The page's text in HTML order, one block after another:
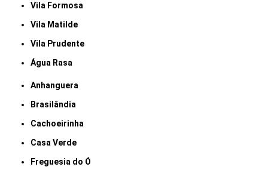
Vila Formosa
Vila Matilde
Vila Prudente
Água Rasa
Anhanguera
Brasilândia
Cachoeirinha
Casa Verde
Freguesia do Ó